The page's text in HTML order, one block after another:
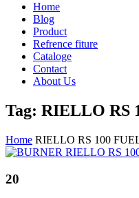
Home
Blog
Product
Refrence fiture
Cataloge
Contact
About Us
Tag: RIELLO RS
Home RIELLO RS 100
20